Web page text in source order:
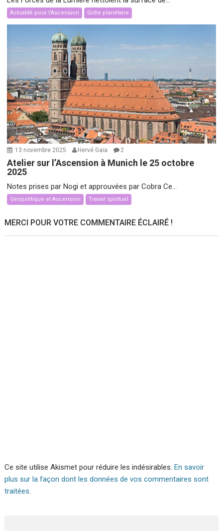
Actualité pour l'Ascension Grille planétaire
13 novembre 2025 Hervé Gaïa 2
Atelier sur l’Ascension à Munich le 25 octobre
2025
Notes prises par Nogi et approuvées par Cobra Ce...
Géopolitique et Ascension Travail spirituel
MERCI POUR VOTRE COMMENTAIRE ÉCLAIRÉ !
Ce site utilise Akismet pour réduire les indésirables.En savoir
plus sur la façon dont les données de vos commentaires sont
traitées.